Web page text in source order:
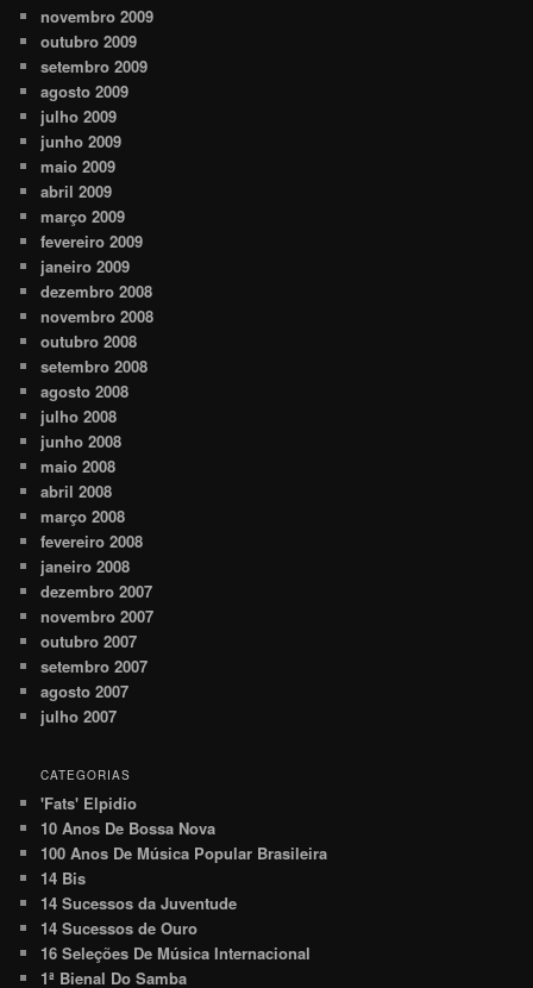
novembro 2009
outubro 2009
setembro 2009
agosto 2009
julho 2009
junho 2009
maio 2009
abril 2009
março 2009
fevereiro 2009
janeiro 2009
dezembro 2008
novembro 2008
outubro 2008
setembro 2008
agosto 2008
julho 2008
junho 2008
maio 2008
abril 2008
março 2008
fevereiro 2008
janeiro 2008
dezembro 2007
novembro 2007
outubro 2007
setembro 2007
agosto 2007
julho 2007
CATEGORIAS
'Fats' Elpidio
10 Anos De Bossa Nova
100 Anos De Música Popular Brasileira
14 Bis
14 Sucessos da Juventude
14 Sucessos de Ouro
16 Seleções De Música Internacional
1ª Bienal Do Samba